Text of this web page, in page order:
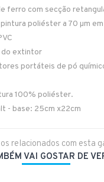
ferro com secção
poliéster a 70 µm
do extintor
portáteis de pó
100% poliéster.
- base: 25cm x22cm
relacionados com esta
VAI GOSTAR DE